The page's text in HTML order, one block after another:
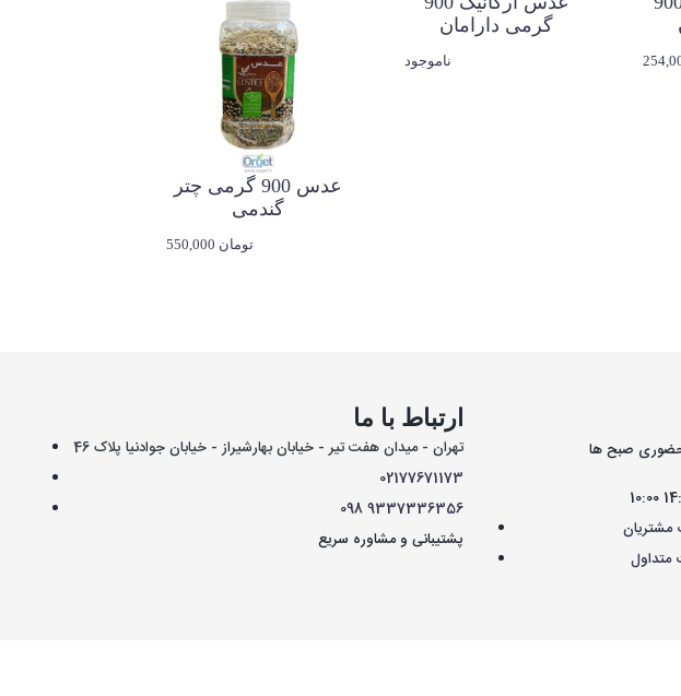
عدس 900 گرمی چتر
گندمی
550,000 تومان
گرمی دارامان
ناموجود
صبح ها
متداول
ارتباط با ما
تهران - میدان هفت تیر - خیابان بهارشیراز - خیابان جوادنیا پلاک 46
02177671173
0989337336356
پشتیبانی و مشاوره سریع